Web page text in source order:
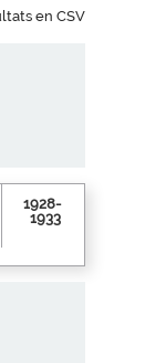
en CSV
1928-
1933